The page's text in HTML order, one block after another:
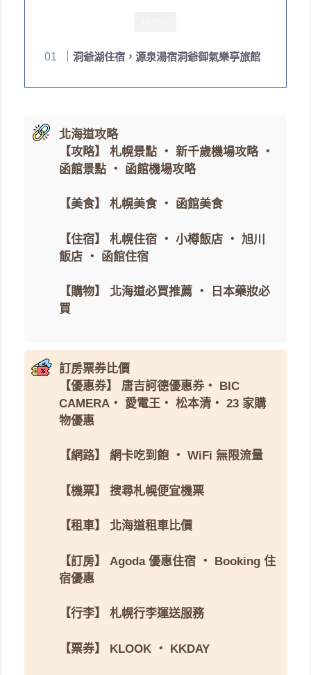
洞爺湖住宿，源泉湯宿洞爺御氣樂亭旅館
北海道攻略
【攻略】
札幌景點 ・ 新千歲機場攻略・
函館景點 ・ 函館機場攻略
【美食】 札幌美食・ 函館美食
【住宿】 札幌住宿 ・ 小樽飯店 ・ 旭川
飯店 ・ 函館住宿
【購物】 北海道必買推薦 ・
日本藥妝必
買
訂房票券比價
【優惠券】
唐吉訶德優惠券・
BIC
CAMERA ・ 愛電王 ・ 松本清 ・ 23 家購
物優惠
【網路】 網卡吃到飽 ・ WiFi 無限流量
【機票】 搜尋札幌便宜機票
【租車】 北海道租車比價
【訂房】 Agoda 優惠住宿 ・ Booking 住
宿優惠
【行李】 札幌行李運送服務
【票券】 KLOOK ・ KKDAY